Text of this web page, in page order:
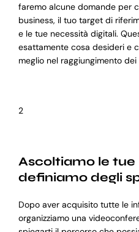
faremo alcune domande per
business, il tuo target di
e le tue necessità digitali.
esattamente cosa desideri e
meglio nel raggiungimento
2
Ascoltiamo le tue
definiamo degli
Dopo aver acquisito tutte le
organizziamo una